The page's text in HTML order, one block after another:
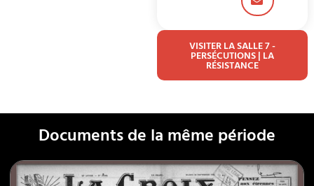
VISITER LA SALLE 7 -
PERSÉCUTIONS | LA
RÉSISTANCE
Documents de la même période